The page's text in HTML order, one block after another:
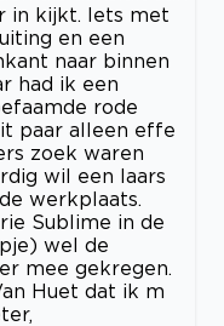
in kijkt. Iets met
en een
naar binnen
had ik een
rode
paar alleen effe
zoek waren
wil een laars
werkplaats.
Sublime in de
wel de
mee gekregen.
Huet dat ik m